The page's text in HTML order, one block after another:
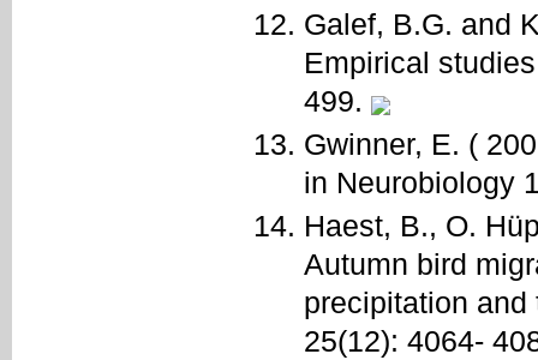
Galef, B.G. and
Empirical
499.
Gwinner, E. (
in Neurobiology
Haest, B., O.
Autumn bird
precipitation
25(12): 4064-